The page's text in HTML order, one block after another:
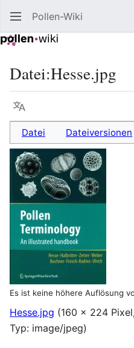
Pollen-Wiki
Datei:Hesse.jpg
Sprache
Datei Dateiversionen
Es ist keine höhere Auflösung
Hesse.jpg (160 × 224
Typ: image/jpeg)